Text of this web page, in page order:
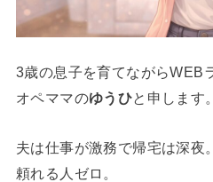
3歳の息子を育てながらWEB
オペママのゆうひと申します。
夫は仕事が激務で帰宅は深夜
頼れる人ゼロ。